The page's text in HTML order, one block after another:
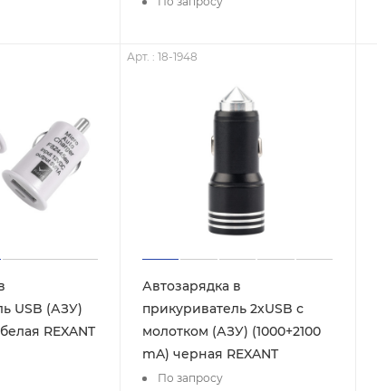
USB (АЗУ)
REXANT
Арт. : 18-1948
Автозарядка в
прикуриватель 2хUSB с
молотком (АЗУ) (1000+2100
mA) черная REXANT
По запросу